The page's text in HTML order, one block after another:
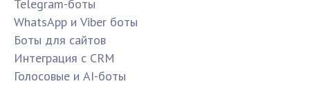
Telegram-боты
WhatsApp и Viber боты
Боты для сайтов
Интеграция с CRM
Голосовые и AI-боты